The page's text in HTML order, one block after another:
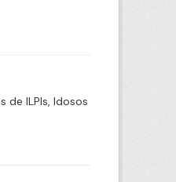
ILPIs, Idosos